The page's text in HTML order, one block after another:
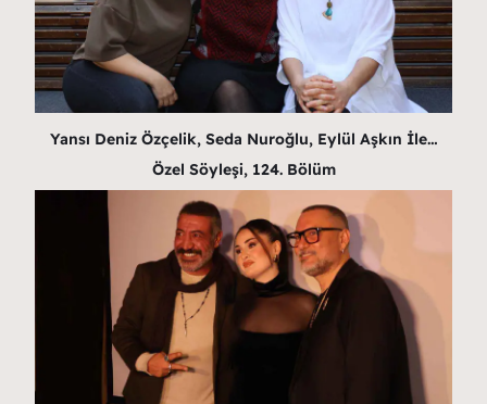
Yansı Deniz Özçelik, Seda Nuroğlu, Eylül Aşkın İle…
Özel Söyleşi, 124. Bölüm